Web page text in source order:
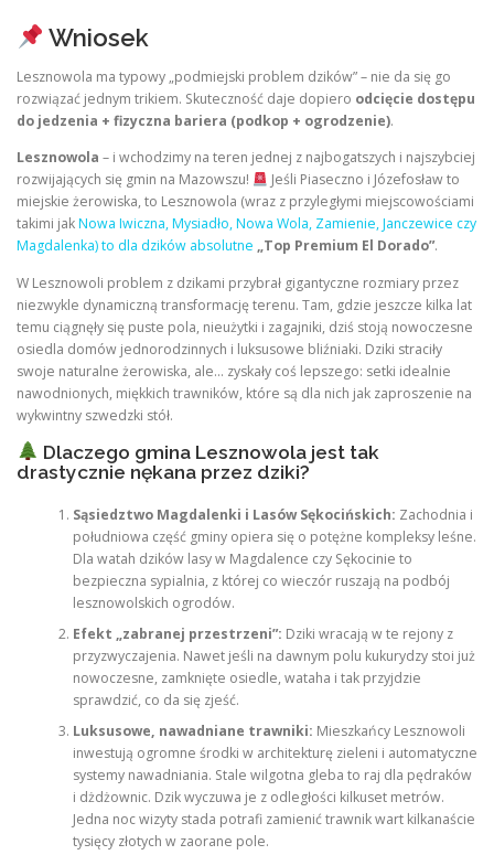
Wniosek
Lesznowola ma typowy „podmiejski problem dzików” – nie da się go
rozwiązać jednym trikiem. Skuteczność daje dopiero odcięcie dostępu
do jedzenia + fizyczna bariera (podkop + ogrodzenie).
Lesznowola – i wchodzimy na teren jednej z najbogatszych i najszybciej
rozwijających się gmin na Mazowszu!
Jeśli Piaseczno i Józefosław to
miejskie żerowiska, to Lesznowola (wraz z przyległymi miejscowościami
takimi jakNowa Iwiczna, Mysiadło, Nowa Wola, Zamienie, Janczewice czy
Magdalenka) to dla dzików absolutne „Top Premium El Dorado”.
W Lesznowoli problem z dzikami przybrał gigantyczne rozmiary przez
niezwykle dynamiczną transformację terenu. Tam, gdzie jeszcze kilka lat
temu ciągnęły się puste pola, nieużytki i zagajniki, dziś stoją nowoczesne
osiedla domów jednorodzinnych i luksusowe bliźniaki. Dziki straciły
swoje naturalne żerowiska, ale… zyskały coś lepszego: setki idealnie
nawodnionych, miękkich trawników, które są dla nich jak zaproszenie na
wykwintny szwedzki stół.
Dlaczego gmina Lesznowola jest tak
drastycznie nękana przez dziki?
Sąsiedztwo Magdalenki i Lasów Sękocińskich: Zachodnia i
południowa część gminy opiera się o potężne kompleksy leśne.
Dla watah dzików lasy w Magdalence czy Sękocinie to
bezpieczna sypialnia, z której co wieczór ruszają na podbój
lesznowolskich ogrodów.
Efekt „zabranej przestrzeni”: Dziki wracają w te rejony z
przyzwyczajenia. Nawet jeśli na dawnym polu kukurydzy stoi już
nowoczesne, zamknięte osiedle, wataha i tak przyjdzie
sprawdzić, co da się zjeść.
Luksusowe, nawadniane trawniki: Mieszkańcy Lesznowoli
inwestują ogromne środki w architekturę zieleni i automatyczne
systemy nawadniania. Stale wilgotna gleba to raj dla pędraków
i dżdżownic. Dzik wyczuwa je z odległości kilkuset metrów.
Jedna noc wizyty stada potrafi zamienić trawnik wart kilkanaście
tysięcy złotych w zaorane pole.